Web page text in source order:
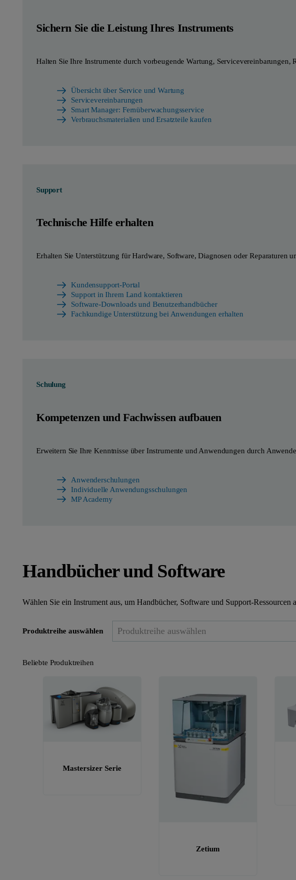
Sichern Sie die Leistung Ihres Instruments
Halten Sie Ihre Instrumente durch vorbeugende Wartung,
Übersicht über Service und Wartung
Servicevereinbarungen
Smart Manager: Fernüberwachungsservice
Verbrauchsmaterialien und Ersatzteile kaufen
Support
Technische Hilfe erhalten
Erhalten Sie Unterstützung für Hardware, Software, Diagnosen oder Reparaturen
Kundensupport-Portal
Support in Ihrem Land kontaktieren
Software-Downloads und Benutzerhandbücher
Fachkundige Unterstützung bei Anwendungen erhalten
Schulung
Kompetenzen und Fachwissen aufbauen
Erweitern Sie Ihre Kenntnisse über Instrumente und Anwendungen durch
Anwenderschulungen
Individuelle Anwendungsschulungen
MP Academy
Handbücher und Software
Wählen Sie ein Instrument aus, um Handbücher, Software und Support-Ressourcen
Produktreihe auswählen
Beliebte Produktreihen
Mastersizer Serie
Zetium